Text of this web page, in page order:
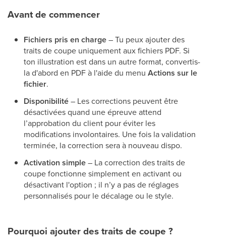
Avant de commencer
Fichiers pris en charge– Tu peux ajouter des
traits de coupe uniquement aux fichiers PDF. Si
ton illustration est dans un autre format, convertis-
la d'abord en PDF à l'aide du menu Actions sur le
fichier.
Disponibilité– Les corrections peuvent être
désactivées quand une épreuve attend
l’approbation du client pour éviter les
modifications involontaires. Une fois la validation
terminée, la correction sera à nouveau dispo.
Activation simple– La correction des traits de
coupe fonctionne simplement en activant ou
désactivant l'option ; il n’y a pas de réglages
personnalisés pour le décalage ou le style.
Pourquoi ajouter des traits de coupe ?